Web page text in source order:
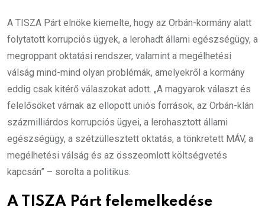
A TISZA Párt elnöke kiemelte, hogy az Orbán-kormány alatt
folytatott korrupciós ügyek, a lerohadt állami egészségügy, a
megroppant oktatási rendszer, valamint a megélhetési
válság mind-mind olyan problémák, amelyekről a kormány
eddig csak kitérő válaszokat adott. „A magyarok választ és
felelősöket várnak az ellopott uniós források, az Orbán-klán
százmilliárdos korrupciós ügyei, a lerohasztott állami
egészségügy, a szétzüllesztett oktatás, a tönkretett MÁV, a
megélhetési válság és az összeomlott költségvetés
kapcsán” – sorolta a politikus.
A TISZA Párt felemelkedése